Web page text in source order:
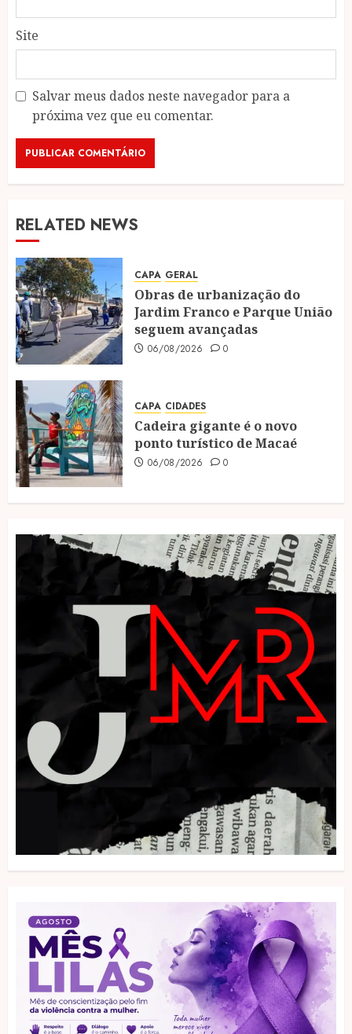
Site
Salvar meus dados neste navegador para a
próxima vez que eu comentar.
RELATED NEWS
CAPA GERAL
Obras de urbanização do
Jardim Franco e Parque União
seguem avançadas
06/08/2026 0
CAPA CIDADES
Cadeira gigante é o novo
ponto turístico de Macaé
06/08/2026 0